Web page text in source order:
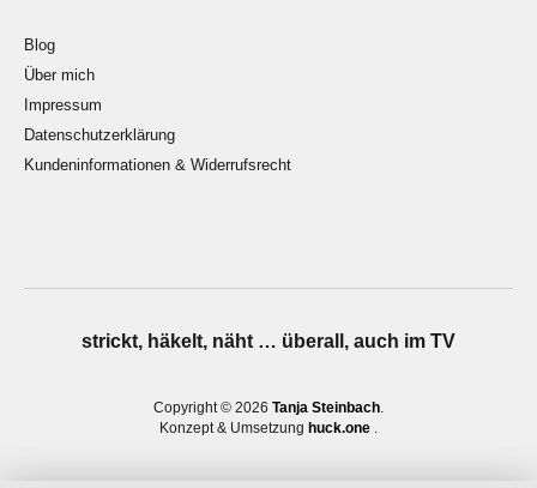
Blog
Über mich
Impressum
Datenschutzerklärung
Kundeninformationen & Widerrufsrecht
strickt, häkelt, näht … überall, auch im TV
Copyright © 2026 Tanja Steinbach
Konzept & Umsetzung huck.one